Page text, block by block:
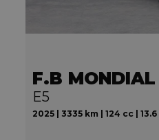
F.B MONDIAL
E5
2025 | 3335 km | 124 cc |